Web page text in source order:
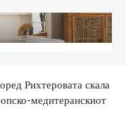
Рихтеровата скала
медитеранскиот